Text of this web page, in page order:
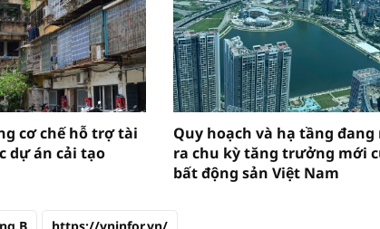
cơ chế hỗ trợ tài
dự án cải tạo
Quy hoạch và hạ tầng đang
ra chu kỳ tăng trưởng mới
bất động sản Việt Nam
B https://vninfor.vn/